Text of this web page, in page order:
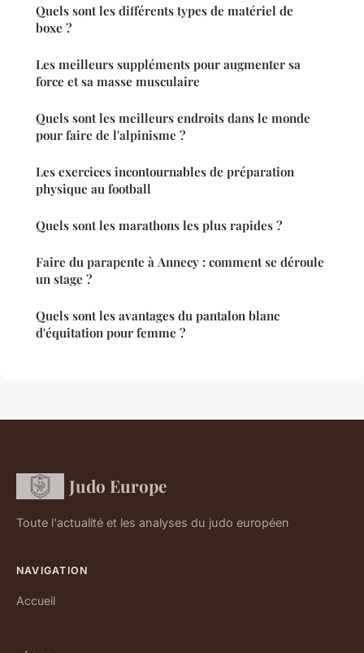
Quels sont les différents types de matériel de
boxe ?
Les meilleurs suppléments pour augmenter sa
force et sa masse musculaire
Quels sont les meilleurs endroits dans le monde
pour faire de l'alpinisme ?
Les exercices incontournables de préparation
physique au football
Quels sont les marathons les plus rapides ?
Faire du parapente à Annecy : comment se déroule
un stage ?
Quels sont les avantages du pantalon blanc
d'équitation pour femme ?
Judo Europe
Toute l'actualité et les analyses du judo européen
NAVIGATION
Accueil